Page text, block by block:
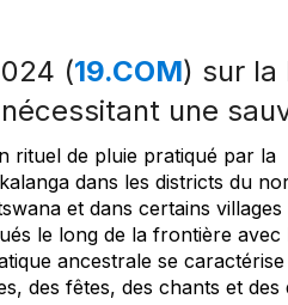
(19.COM) sur la
une
rituel de pluie pratiqué par la
dans les districts du
et dans certains villages
le long de la frontière avec
ancestrale se
des fêtes, des chants et des